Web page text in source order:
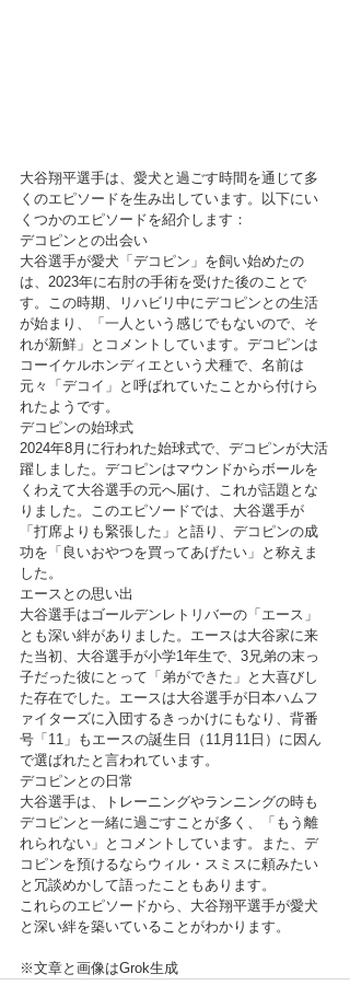
大谷翔平選手は、愛犬と過ごす時間を通じて多
くのエピソードを生み出しています。以下にい
くつかのエピソードを紹介します：
デコピンとの出会い
大谷選手が愛犬「デコピン」を飼い始めたの
は、2023年に右肘の手術を受けた後のことで
す。この時期、リハビリ中にデコピンとの生活
が始まり、「一人という感じでもないので、そ
れが新鮮」とコメントしています。デコピンは
コーイケルホンディエという犬種で、名前は
元々「デコイ」と呼ばれていたことから付けら
れたようです。
デコピンの始球式
2024年8月に行われた始球式で、デコピンが大活
躍しました。デコピンはマウンドからボールを
くわえて大谷選手の元へ届け、これが話題とな
りました。このエピソードでは、大谷選手が
「打席よりも緊張した」と語り、デコピンの成
功を「良いおやつを買ってあげたい」と称えま
した。
エースとの思い出
大谷選手はゴールデンレトリバーの「エース」
とも深い絆がありました。エースは大谷家に来
た当初、大谷選手が小学1年生で、3兄弟の末っ
子だった彼にとって「弟ができた」と大喜びし
た存在でした。エースは大谷選手が日本ハムフ
ァイターズに入団するきっかけにもなり、背番
号「11」もエースの誕生日（11月11日）に因ん
で選ばれたと言われています。
デコピンとの日常
大谷選手は、トレーニングやランニングの時も
デコピンと一緒に過ごすことが多く、「もう離
れられない」とコメントしています。また、デ
コピンを預けるならウィル・スミスに頼みたい
と冗談めかして語ったこともあります。
これらのエピソードから、大谷翔平選手が愛犬
と深い絆を築いていることがわかります。
※文章と画像はGrok生成